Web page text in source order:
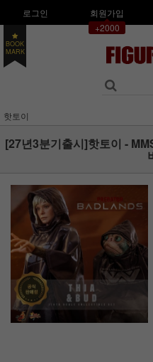
로그인
회원가입
+2000
BOOK
MARK
핫토이
[27년3분기출시]핫토이 -